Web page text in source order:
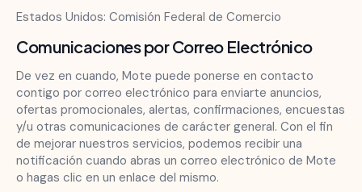
Estados Unidos: Comisión Federal de Comercio
Comunicaciones por Correo Electrónico
De vez en cuando, Mote puede ponerse en contacto
contigo por correo electrónico para enviarte anuncios,
ofertas promocionales, alertas, confirmaciones, encuestas
y/u otras comunicaciones de carácter general. Con el fin
de mejorar nuestros servicios, podemos recibir una
notificación cuando abras un correo electrónico de Mote
o hagas clic en un enlace del mismo.